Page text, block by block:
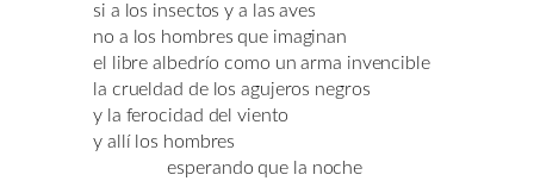
si a los insectos y a las aves
no a los hombres que imaginan
el libre albedrío como un arma invencible
la crueldad de los agujeros negros
y la ferocidad del viento
y allí los hombres
esperando que la noche